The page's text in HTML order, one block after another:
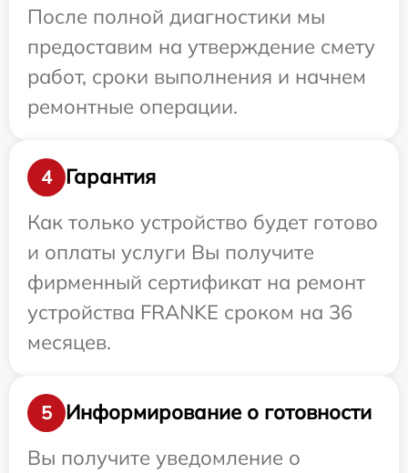
После полной диагностики мы
предоставим на утверждение смету
работ, сроки выполнения и начнем
ремонтные операции.
4
Гарантия
Как только устройство будет готово
и оплаты услуги Вы получите
фирменный сертификат на ремонт
устройства FRANKE сроком на 36
месяцев.
5
Информирование о готовности
Вы получите уведомление о